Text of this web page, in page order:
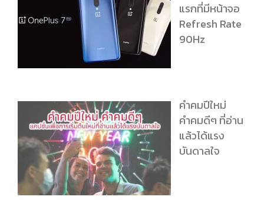
แรกที่มีหน้าจอ
Refresh Rate
90Hz
คำคมปีใหม่
คำคมดีๆ ที่อ่าน
แล้วได้แรง
บันดาลใจ